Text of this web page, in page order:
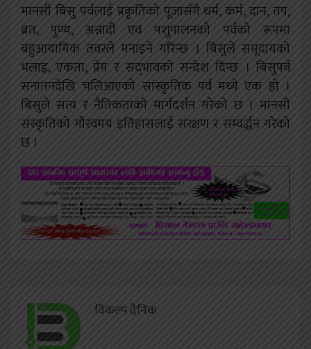
मानसी बिसु पर्वलाई प्रकृतिको पूजासँगै धर्म, कर्म, दान, तप,
ब्रत, पुण्य, अन्नादी एवं पशुपालनको पर्वको रूपमा
बहुआयामिक तवरले मनाइने गरिन्छ । बिसुले समूदायको
भलाइ, एकता, प्रेम र सद्‌भावको सन्देश दिन्छ । बिसुपर्व
सनातनदेखि चलिआएको सांस्कृतिक पर्व मध्ये एक हो ।
बिसुले सत्य र नैतिकताको मार्गदर्शन गरेको छ । मानसी
संस्कृतिको गौरवमय इतिहासलाई संरक्षण र सम्वर्द्धन गरेको
छ ।
विकल्प दैनिक